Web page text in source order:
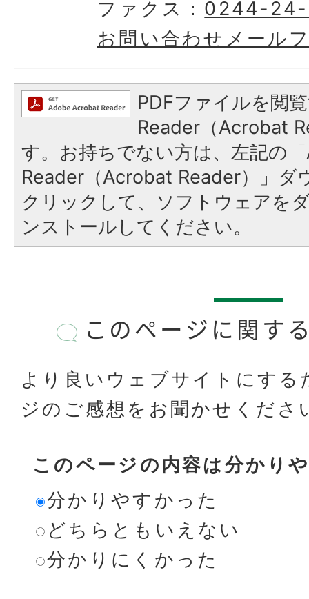
ファクス： 0244-
お問い合わせメール
PDFファイルを閲
Reader（Acrobat
す。お持ちでない方は、左記の
Reader（Acrobat Reader）」ダ
クリックして、ソフトウェアを
ンストールしてください。
このページに関す
より良いウェブサイトにする
ジのご感想をお聞かせくださ
このページの内容は分かり
分かりやすかった
どちらともいえない
分かりにくかった